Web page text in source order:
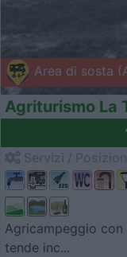
Area di sosta
Agriturismo La
Agricampeggio
tende inc...